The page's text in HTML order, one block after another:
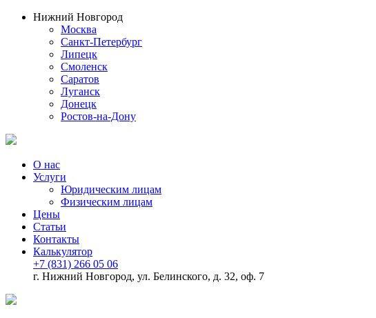
Нижний Новгород
Москва
Санкт-Петербург
Липецк
Смоленск
Саратов
Луганск
Донецк
Ростов-на-Дону
О нас
Услуги
Юридическим лицам
Физическим лицам
Цены
Статьи
Контакты
Калькулятор
+7 (831) 266 05 06
г. Нижний Новгород, ул. Белинского, д. 32, оф. 7